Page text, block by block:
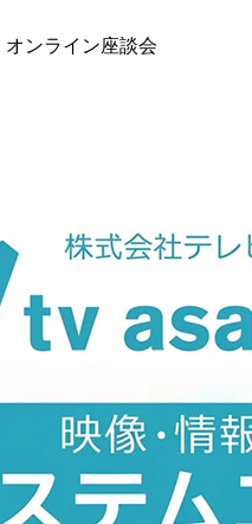
オンライン座談会